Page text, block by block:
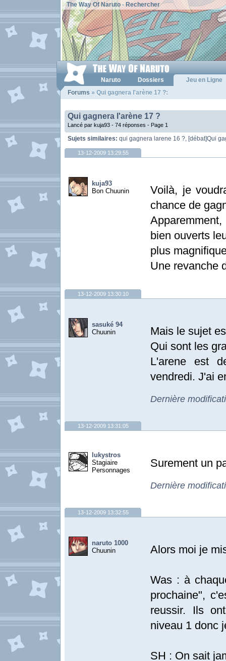
The Way Of Naruto- Rechercher
Naruto Dossiers
Jeu en Ligne
Forums » Qui gagnera l'arène 17 ?:
Qui gagnera l'arène 17 ?
Lancé par kuja93 - 74 réponses - Page 1
Sujets similaires: qui gagnera larene 16 ?, [débat]Qui
13-12-2009 13:29:55
kuja93
Bon Chuunin
Voilà, je
chance de
bien ouverts
plus
Une revanche
13-12-2009 13:30:10
sasuké 94
Chuunin
Mais le sujet
Qui sont les
L'arene est
vendredi. J'ai
Dernière
13-12-2009 13:31:05
lukystros
Stagiaire
Personnages
Surement un
Dernière
13-12-2009 13:32:55
naruto 1000
Chuunin
Alors moi je
Was : à
prochaine",
reussir. Ils
niveau 1 donc
SH : On sait